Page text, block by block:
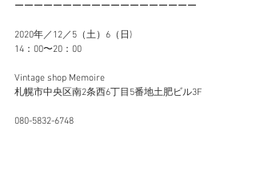
ーーーーーーーーーーーーーーーーーーー
2020年／12／5（土）6（日)
14：00〜20：00
Vintage shop Memoire
札幌市中央区南2条西6丁目5番地土肥ビル3F
080-5832-6748